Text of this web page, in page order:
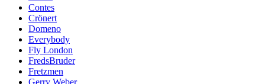
Contes
Crönert
Domeno
Everybody
Fly London
FredsBruder
Fretzmen
Gerry Weber